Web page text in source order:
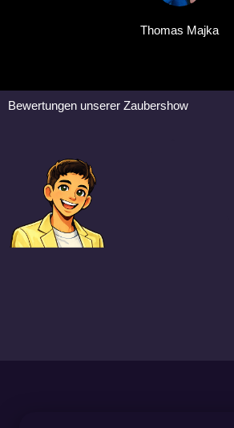
Thomas Majka
Bewertungen unserer Zaubershow